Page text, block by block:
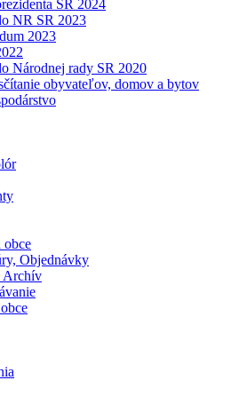
SR 2024
NR SR 2023
2023
Národnej rady SR 2020
obyvateľov, domov a bytov
obce
Objednávky
Archív